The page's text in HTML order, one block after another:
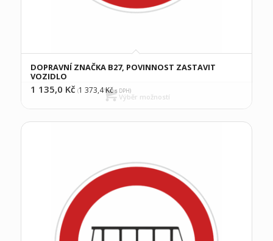
DOPRAVNÍ ZNAČKA B27, POVINNOST ZASTAVIT
VOZIDLO
1 135,0 Kč (1 373,4Kčs DPH)
Výběr možností